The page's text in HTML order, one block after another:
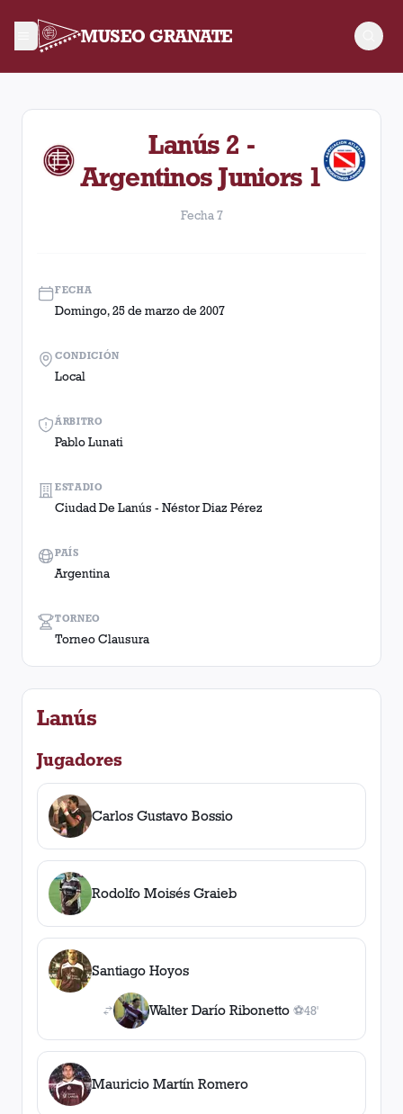
MUSEO GRANATE
Fecha 7. Partido entre Lanús y Argentinos Juniors
Lanús 2 -
Argentinos Juniors 1
Fecha 7
FECHA
Domingo, 25 de marzo de 2007
ÁRBITRO
Pablo Lunati
TORNEO
Torneo Clausura
CONDICIÓN
Local
ESTADIO
Ciudad De Lanús - Néstor Diaz Pérez
PAÍS
Argentina
Lanús
Jugadores
Carlos Gustavo Bossio
Rodolfo Moisés Graieb
Santiago Hoyos
Walter Darío Ribonetto ⚽
1gol
48'
Mauricio Martín Romero